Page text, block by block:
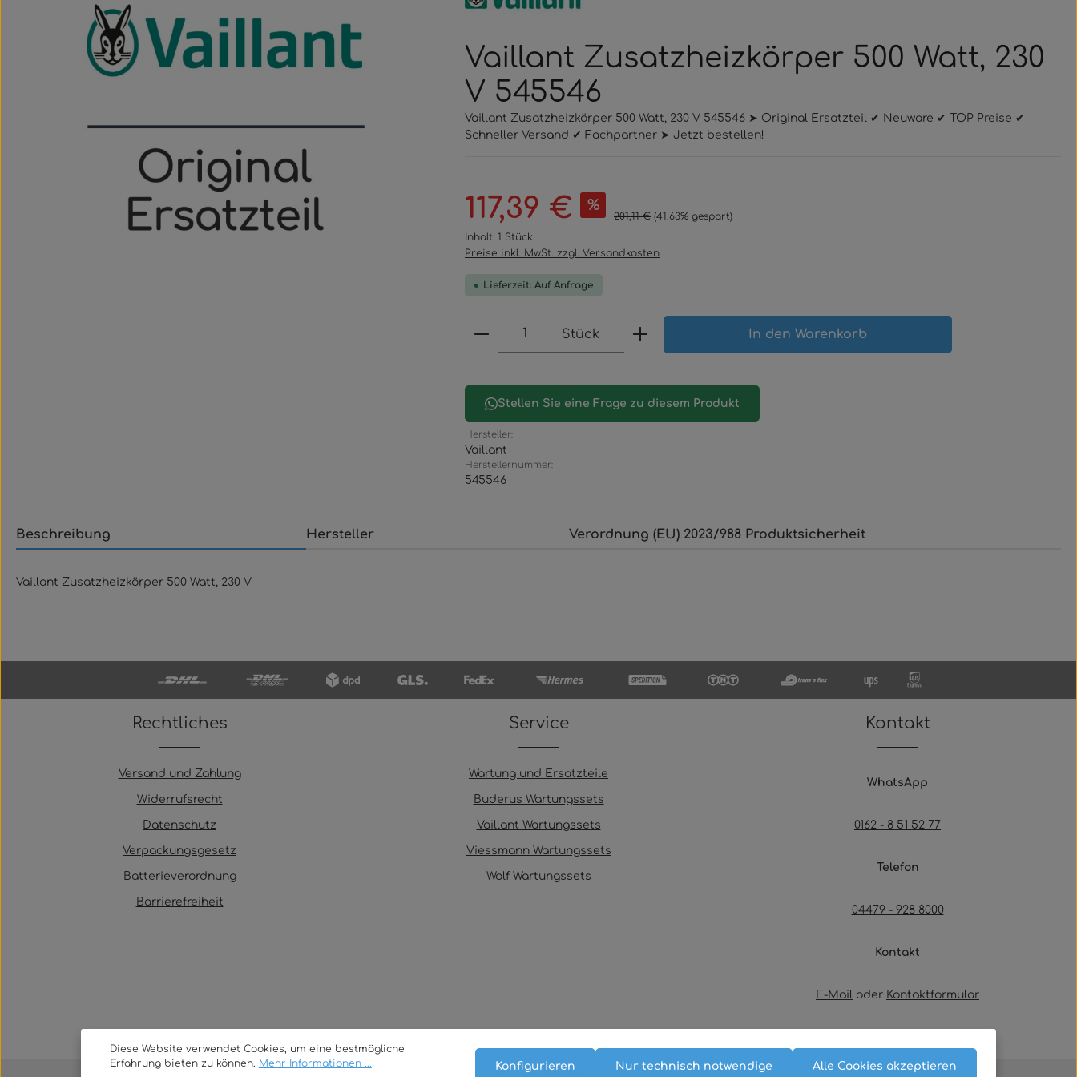
Vaillant Zusatzheizkörper 500 Watt, 230
V 545546
Vaillant Zusatzheizkörper 500 Watt, 230 V 545546 ➤ Original Ersatzteil ✔ Neuware ✔ TOP Preise ✔
Schneller Versand ✔ Fachpartner ➤ Jetzt bestellen!
Verkaufspreis:
117,39 € %
Regulärer Preis:
201,11 € (41.63% gespart)
Inhalt: 1 Stück
Preise inkl. MwSt. zzgl. Versandkosten
Lieferzeit: Auf Anfrage
Produkt Anzahl: Gib den gewünschten Wert ein oder
Stück In den Warenkorb
Stellen Sie eine Frage zu diesem Produkt
Hersteller:
Vaillant
Herstellernummer:
545546
Beschreibung Hersteller Verordnung (EU) 2023/988 Produktsicherheit
Vaillant Zusatzheizkörper 500 Watt, 230 V
Rechtliches
Versand und Zahlung
Widerrufsrecht
Datenschutz
Verpackungsgesetz
Batterieverordnung
Barrierefreiheit
Service
Wartung und Ersatzteile
Buderus Wartungssets
Vaillant Wartungssets
Viessmann Wartungssets
Wolf Wartungssets
Kontakt
WhatsApp
0162 - 8 51 52 77
Telefon
04479 - 928 8000
Kontakt
E-Mail oder Kontaktformular
Diese Website verwendet Cookies, um eine bestmögliche
Erfahrung bieten zu können. Mehr Informationen ... Nur technisch notwendige
Konfigurieren Alle Cookies akzeptieren